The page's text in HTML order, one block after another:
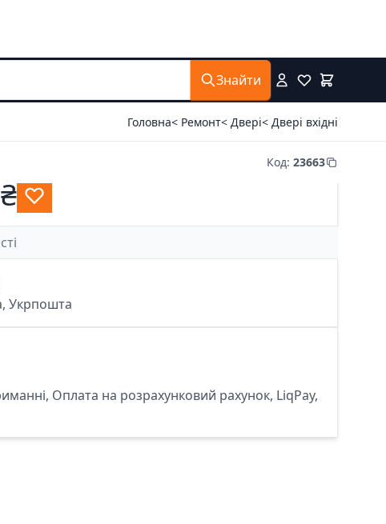
Знайти
Головна< Ремонт< Двері< Двері вхідні
Код: 23663
Укрпошта
Оплата на розрахунковий рахунок, LiqPay,